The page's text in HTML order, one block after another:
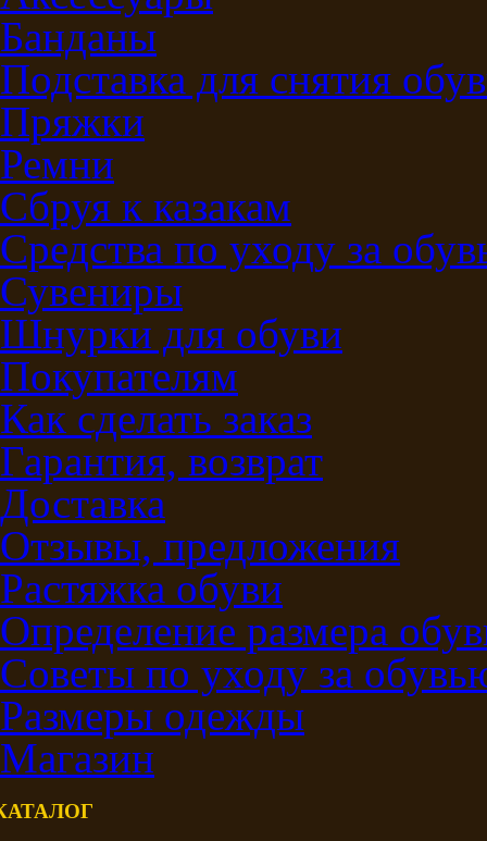
Банданы
Подставка для снятия
Пряжки
Ремни
Сбруя к казакам
Средства по уходу за
Сувениры
Шнурки для обуви
Покупателям
Как сделать заказ
Гарантия, возврат
Доставка
Отзывы, предложения
Растяжка обуви
Определение размера
Советы по уходу за
Размеры одежды
Магазин